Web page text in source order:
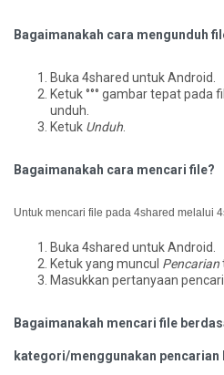
Bagaimanakah cara mengunduh
Buka 4shared untuk Android.
Ketuk °°° gambar tepat pada
unduh.
Ketuk Unduh
Bagaimanakah cara mencari file?
Untuk mencari file pada 4shared melalui
Buka 4shared untuk Android.
Ketuk yang muncul Pencarian
Masukkan pertanyaan
Bagaimanakah mencari file
kategori/menggunakan pencarian